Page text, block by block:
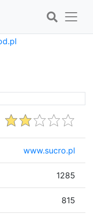
www.sucro.pl
1285
815